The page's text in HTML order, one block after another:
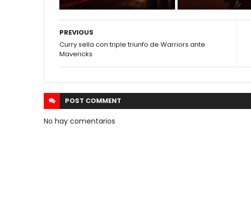
PREVIOUS
Curry sella con triple triunfo de Warriors ante
Mavericks
POST COMMENT
No hay comentarios